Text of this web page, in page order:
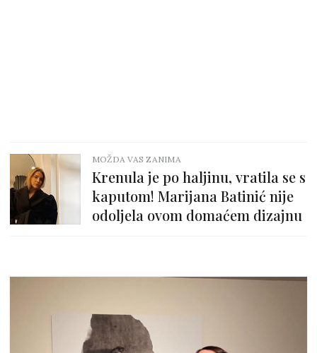
MOŽDA VAS ZANIMA
Krenula je po haljinu, vratila se s
kaputom! Marijana Batinić nije
odoljela ovom domaćem dizajnu